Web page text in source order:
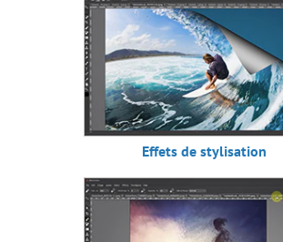
Effets de stylisation